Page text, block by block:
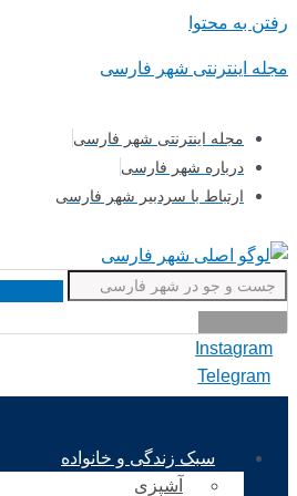
رفتن به محتوا
مجله اینترنتی شهر فارسی
مجله اینترنتی شهر فارسی
درباره شهر فارسی
ارتباط با سردبیر شهر فارسی
Instagram
Telegram
سبک زندگی و خانواده
آشپزی